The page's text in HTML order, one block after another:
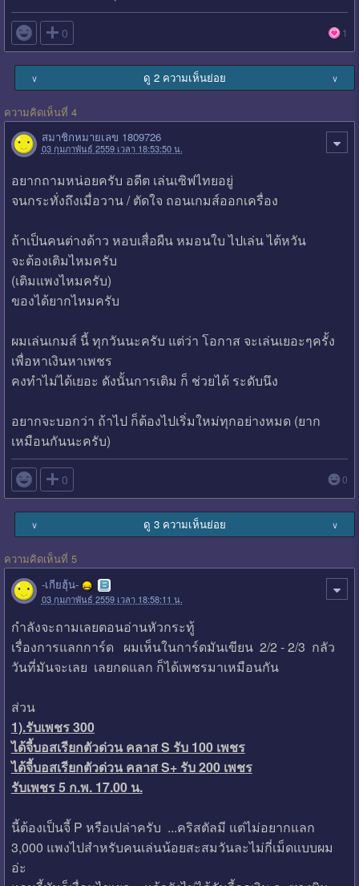
 0 1
∨ ดู 2 ความเห็นย่อย ∨
ความคิดเห็นที่ 4
สมาชิกหมายเลข 1809726
03 กุมภาพันธ์ 2559 เวลา 18:53:50 น.
อยากถามหน่อยครับ อดีต เล่นเซิฟไทยอยู่
จนกระทั่งถึงเมื่อวาน / ตัดใจ ถอนเกมส์ออกเครื่อง
ถ้าเป็นคนต่างด้าว หอบเสื่อผืน หมอนใบ ไปเล่น ไต้หวัน
จะต้องเติมไหมครับ
(เติมแพงไหมครับ)
ของได้ยากไหมครับ
ผมเล่นเกมส์ นี้ ทุกวันนะครับ แต่ว่า โอกาส จะเล่นเยอะๆครั้ง
เพื่อหาเงินหาเพชร
คงทำไม่ได้เยอะ ดังนั้นการเติม ก็ ช่วยได้ ระดับนึง
อยากจะบอกว่า ถ้าไป ก็ต้องไปเริ่มใหม่ทุกอย่างหมด (ยาก
เหมือนกันนะครับ)
 0 0
∨ ดู 3 ความเห็นย่อย ∨
ความคิดเห็นที่ 5
-เกียฮุ้น-
03 กุมภาพันธ์ 2559 เวลา 18:58:11 น.
กำลังจะถามเลยตอนอ่านหัวกระทู้
เรื่องการแลกการ์ด ผมเห็นในการ์ดมันเขียน 2/2 - 2/3 กลัว
วันที่มันจะเลย เลยกดแลก ก็ได้เพชรมาเหมือนกัน
ส่วน
1).รับเพชร 300
ได้จี้บอสเรียกตัวด่วน คลาส S รับ 100 เพชร
ได้จี้บอสเรียกตัวด่วน คลาส S+ รับ 200 เพชร
รับเพชร 5 ก.พ. 17.00 น.
นี้ต้องเป็นจี้ P หรือเปล่าครับ ...คริสตัลมี แต่ไม่อยากแลก
3,000 แพงไปสำหรับคนเล่นน้อยสะสมวันละไม่กี่เม็ดแบบผม
อ่ะ